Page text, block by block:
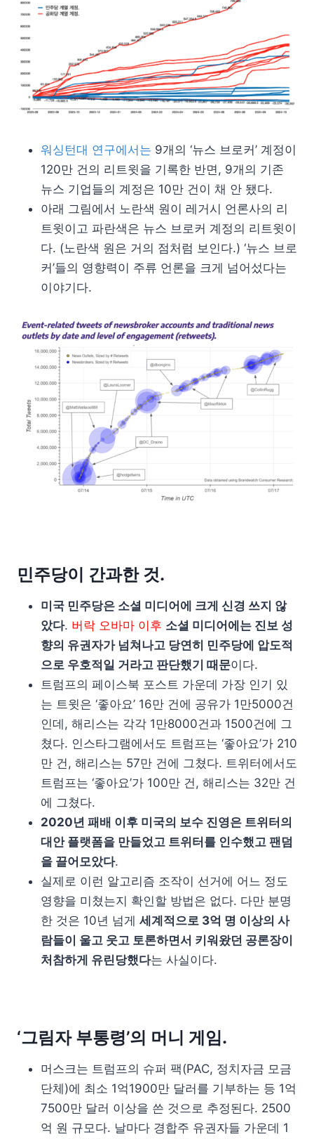
워싱턴대 연구에서는 9개의 ‘뉴스 브로커’ 계정이
120만 건의 리트윗을 기록한 반면, 9개의 기존
뉴스 기업들의 계정은 10만 건이 채 안 됐다.
아래 그림에서 노란색 원이 레거시 언론사의 리
트윗이고 파란색은 뉴스 브로커 계정의 리트윗이
다. (노란색 원은 거의 점처럼 보인다.) ‘뉴스 브로
커’들의 영향력이 주류 언론을 크게 넘어섰다는
이야기다.
민주당이 간과한 것.
미국 민주당은 소셜 미디어에 크게 신경 쓰지 않
았다. 버락 오바마 이후 소셜 미디어에는 진보 성
향의 유권자가 넘쳐나고 당연히 민주당에 압도적
으로 우호적일 거라고 판단했기 때문이다.
트럼프의 페이스북 포스트 가운데 가장 인기 있
는 트윗은 ‘좋아요’ 16만 건에 공유가 1만5000건
인데, 해리스는 각각 1만8000건과 1500건에 그
쳤다. 인스타그램에서도 트럼프는 ‘좋아요’가 210
만 건, 해리스는 57만 건에 그쳤다. 트위터에서도
트럼프는 ‘좋아요’가 100만 건, 해리스는 32만 건
에 그쳤다.
2020년 패배 이후 미국의 보수 진영은 트위터의
대안 플랫폼을 만들었고 트위터를 인수했고 팬덤
을 끌어모았다.
실제로 이런 알고리즘 조작이 선거에 어느 정도
영향을 미쳤는지 확인할 방법은 없다. 다만 분명
한 것은 10년 넘게 세계적으로 3억 명 이상의 사
람들이 울고 웃고 토론하면서 키워왔던 공론장이
처참하게 유린당했다는 사실이다.
‘그림자 부통령’의 머니 게임.
머스크는 트럼프의 슈퍼 팩(PAC, 정치자금 모금
단체)에 최소 1억1900만 달러를 기부하는 등 1억
7500만 달러 이상을 쓴 것으로 추정된다. 2500
억 원 규모다. 날마다 경합주 유권자들 가운데 1